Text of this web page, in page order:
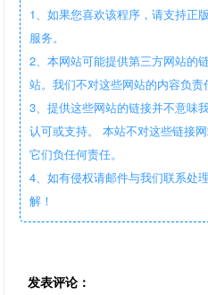
1、如果您喜欢该程序，请支持正
服务。
2、本网站可能提供第三方网站的
站。我们不对这些网站的内容负责
3、提供这些网站的链接并不意味
认可或支持。 本站不对这些链接
它们负任何责任。
4、如有侵权请邮件与我们联系处
解！
发表评论：